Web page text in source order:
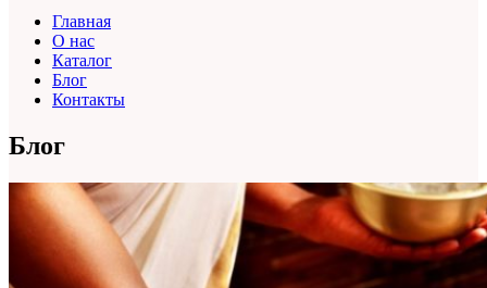
Главная
О нас
Каталог
Блог
Контакты
Блог